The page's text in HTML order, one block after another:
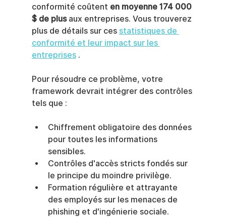
conformité coûtent en moyenne 174 000
$ de plus aux entreprises. Vous trouverez
plus de détails sur ces statistiques de
conformité et leur impact sur les
entreprises .
Pour résoudre ce problème, votre
framework devrait intégrer des contrôles
tels que :
Chiffrement obligatoire des données
pour toutes les informations
sensibles.
Contrôles d'accès stricts fondés sur
le principe du moindre privilège.
Formation régulière et attrayante
des employés sur les menaces de
phishing et d'ingénierie sociale.